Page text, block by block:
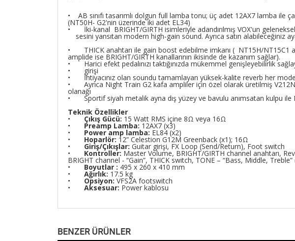
• AB sınıfı tasarımlı dolgun full lamba tonu; üç adet 12AX7 lamba ile
(NT50H- G2'nin üzerinde iki adet EL34)
• İki-kanal BRIGHT/GIRTH isimleriyle adandırılmış VOX'un
sesini yansıtan modern high-gain sound. Ayrıca satın
• THICK anahtarı ile gain boost edebilme imkanı ( NT15H/NT15C1
amplide ise BRIGHT/GIRTH kanallarının ikisinde de kazanım sağlar).
• Harici efekt pedalınızı taktığınızda mükemmel genişleyebilirlik
• girişi
• İhtiyacınız olan soundu tamamlayan yüksek-kalite reverb her
• Ayrıca Night Train G2 kafa ampliler için özel olarak üretilmiş
olanağı
• Sportif siyah metalik ayna dış yüzey ve bavulu anımsatan kulpu ile
Teknik Özellikler
• Çıkış Gücü: 15 Watt RMS içine 8Ω veya 16Ω
• Preamp Lamba: 12AX7 (x3)
• Power amp lamba: EL84 (x2)
• Hoparlör: 12” Celestion G12M Greenback (x1); 16Ω
• Giriş/Çıkışlar: Guitar girişi, FX Loop (Send/Return), Foot switch
• Kontroller: Master Volume, BRIGHT/GIRTH channel anahtarı,
BRIGHT channel - “Gain”, THICK switch, TONE – “Bass, Middle,
• Boyutlar : 495 x 260 x 410 mm
• Ağırlık: 17.5 kg
• Opsiyon: VFS2A footswitch
• Aksesuar: Power kablosu
BENZER ÜRÜNLER